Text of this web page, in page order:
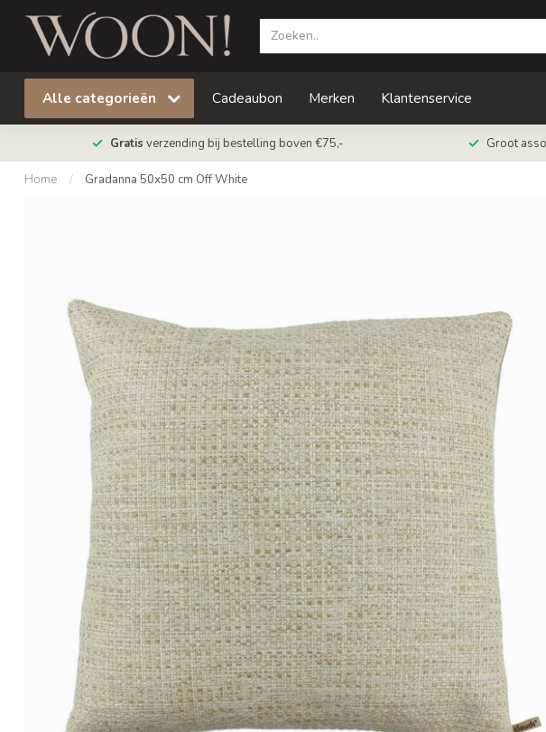
Alle categorieën Cadeaubon Merken Klantenservice
Gratis verzending bij bestelling boven €75,- Groot
Home / Gradanna 50x50 cm Off White